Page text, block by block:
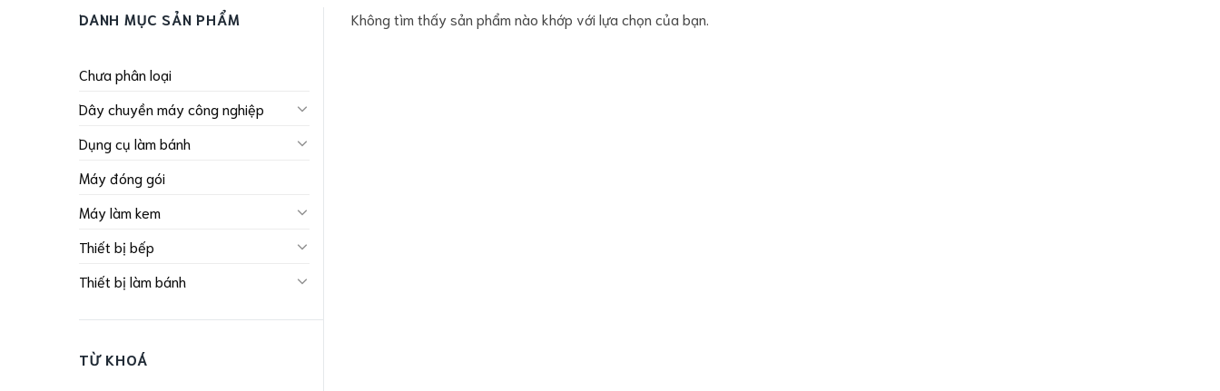
DANH MỤC SẢN PHẨM
Chưa phân loại
Dây chuyền máy công nghiệp
Dụng cụ làm bánh
Máy đóng gói
Máy làm kem
Thiết bị bếp
Thiết bị làm bánh
TỪ KHOÁ
Không tìm thấy sản phẩm nào khớp với lựa chọn của bạn.